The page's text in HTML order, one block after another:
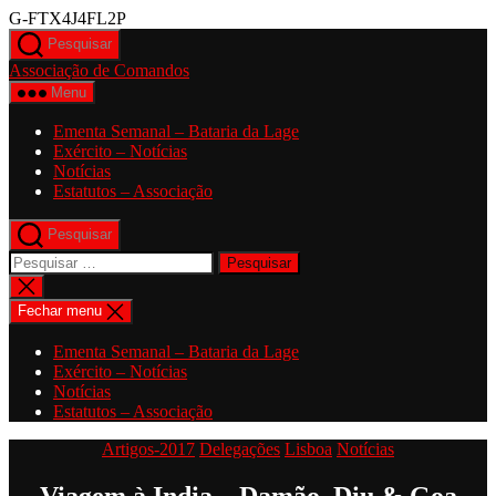
G-FTX4J4FL2PSaltar
conteúdo
Pesquisar
Associação de Comandos
Menu
Ementa Semanal – Bataria da Lage
Exército – Notícias
Notícias
Estatutos – Associação
Pesquisar
Pesquisar
por:
Fechar
pesquisa
Fechar menu
Ementa Semanal – Bataria da Lage
Exército – Notícias
Notícias
Estatutos – Associação
Categorias
Artigos-2017 Delegações Lisboa Notícias